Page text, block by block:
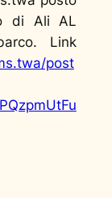
di Ali AL
Link
post